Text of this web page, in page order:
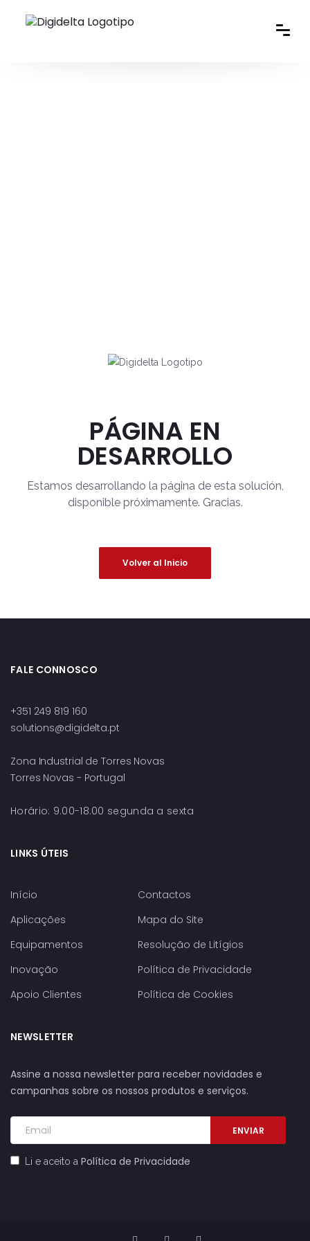
PÁGINA EN
DESARROLLO
Estamos desarrollando la página de esta solución,
disponible próximamente. Gracias.
Volver al Inicio
FALE CONNOSCO
+351 249 819 160
solutions@digidelta.pt
Zona Industrial de Torres Novas
Torres Novas - Portugal
Horário: 9.00-18.00 segunda a sexta
LINKS ÚTEIS
Início
Aplicações
Equipamentos
Inovação
Apoio Clientes
Contactos
Mapa do Site
Resolução de Litígios
Política de Privacidade
Política de Cookies
NEWSLETTER
Assine a nossa newsletter para receber novidades e
campanhas sobre os nossos produtos e serviços.
ENVIAR
Li e aceito a Política de Privacidade